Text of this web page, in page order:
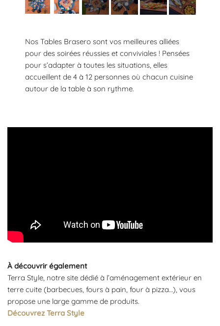
Nos Tables Brasero sont vos meilleures alliées
pour des soirées réussies et conviviales ! Pensées
pour s’adapter à toutes les situations, elles
accueillent de 4 à 12 personnes où chacun cuisine
autour de la table à son rythme.
À découvrir également
Terra Style, notre site dédié à l’aménagement extérieur en
terre cuite (barbecues, fours à pain, four à pizza…), vous
propose une large gamme de produits.
Découvrez Terra Style